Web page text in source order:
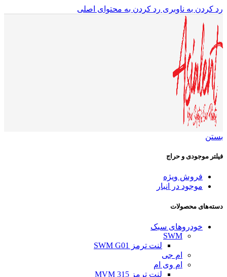
رد کردن به ناوبری رد کردن به محتوای اصلی
بستن
فیلتر موجودی و حراج
فروش ویژه
موجود در انبار
دسته‌های محصولات
خودروهای سبک
SWM
لنت ترمز SWM G01
ام جی
ام وی ام
لنت ترمز MVM 315